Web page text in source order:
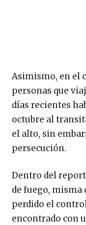
Asimismo, en el
personas que
días recientes
octubre al
el alto, sin
persecución.
Dentro del
de fuego, misma
perdido el
encontrado con